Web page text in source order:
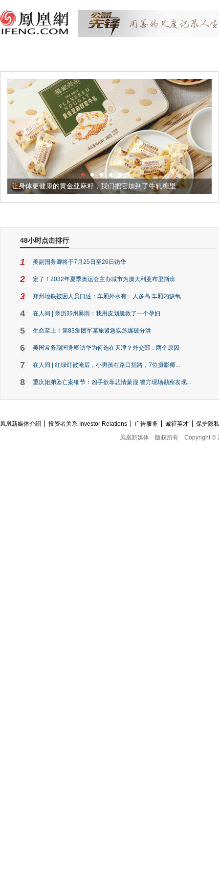
金亚麻籽，我们把它加到了牛轧糖里 被列入佛家七宝的
48小时点击排行
1 美副国务卿将于7月25日至26日访华
2 定了！2032年夏季奥运会主办城市为澳大利亚布里斯班
3 郑州地铁被困人员口述：车厢外水有一人多高 车厢内缺氧
4 在人间 | 亲历郑州暴雨：我用皮划艇救了一个孕妇
5 生命至上！第83集团军某旅紧急实施爆破分洪
6 美国常务副国务卿访华为何选在天津？外交部：两个原因
7 在人间 | 红绿灯被淹后，小男孩在路口指路，7位摄影师...
8 重庆姐弟坠亡案细节：凶手欲靠悲情蒙混 警方现场勘察发现...
凤凰新媒体介绍 投资者关系 Investor Relations 广告服务 诚征英才
保护隐
凤凰新媒体
版权所有 Copyright ©